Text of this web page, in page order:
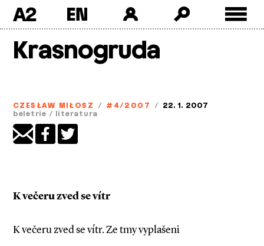
A2
Krasnogruda
CZESŁAW MIŁOSZ / #4/2007 / 22. 1. 2007
beletrie / literatura
K večeru zved se vítr
K večeru zved se vítr. Ze tmy vyplašeni